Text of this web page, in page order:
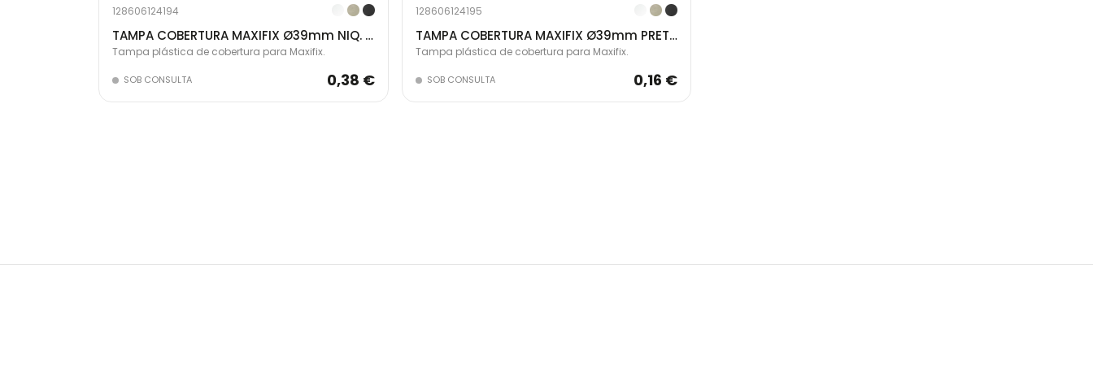
128606124194
TAMPA COBERTURA MAXIFIX Ø39mm NIQ. 262.87.690
Tampa plástica de cobertura para Maxifix.
SOB CONSULTA 0,38 €
128606124195
TAMPA COBERTURA MAXIFIX Ø39mm PRETO 262.87.390
Tampa plástica de cobertura para Maxifix.
SOB CONSULTA 0,16 €